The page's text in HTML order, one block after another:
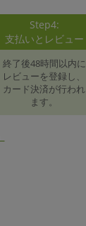
Step4:
支払いとレビュー
終了後48時間以内に
レビューを登録し、
カード決済が行われ
ます。